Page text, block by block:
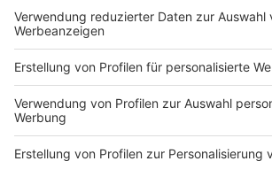
Du hast dir noch keine Artikel gemerkt
Markiere sie hierfür mit einem